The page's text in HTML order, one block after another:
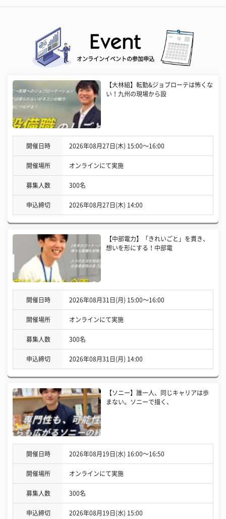
オンラインイベントの参加申込
【大林組】転勤&ジョブローテは怖くな
い！九州の現場から設
開催日時 2026年08月27日(木) 15:00〜16:00
開催場所 オンラインにて実施
募集人数 300名
申込締切 2026年08月27日(木) 14:00
【中部電力】「きれいごと」を貫き、
想いを形にする！中部電
開催日時 2026年08月31日(月) 15:00〜16:00
開催場所 オンラインにて実施
募集人数 300名
申込締切 2026年08月31日(月) 14:00
【ソニー】誰一人、同じキャリアは歩
まない。ソニーで描く、
開催日時 2026年08月19日(水) 16:00〜16:50
開催場所 オンラインにて実施
募集人数 300名
申込締切 2026年08月19日(水) 15:00